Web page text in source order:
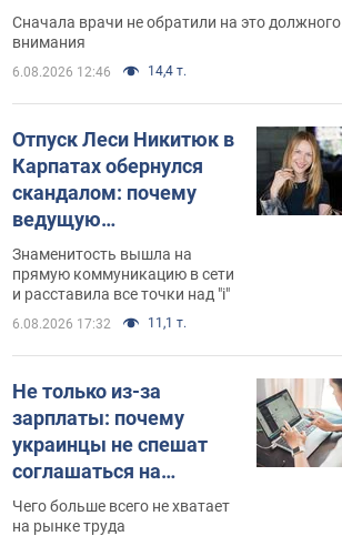
"агрессивном" раке
Сначала врачи не обратили на это должного
внимания
6.08.2026 12:46 14,4 т.
Отпуск Леси Никитюк в
Карпатах обернулся
скандалом: почему
ведущую
несправедливо
захейтили
Знаменитость вышла на
прямую коммуникацию в сети
и расставила все точки над "i"
6.08.2026 17:32 11,1 т.
Не только из-за
зарплаты: почему
украинцы не спешат
соглашаться на
вакансии
Чего больше всего не хватает
на рынке труда